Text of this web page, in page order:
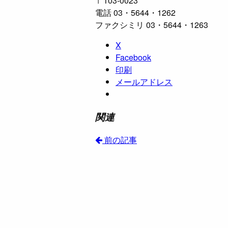
電話 03・5644・1262
ファクシミリ 03・5644・1263
X
Facebook
印刷
メールアドレス
関連
前の記事